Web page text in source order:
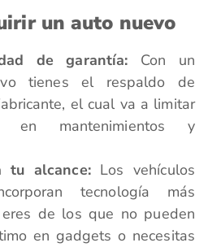
un auto nuevo
de garantía: Con un
tienes el respaldo de
el cual va a limitar
en mantenimientos y
tu alcance: Los vehículos
tecnología más
eres de los que no pueden
en gadgets o necesitas